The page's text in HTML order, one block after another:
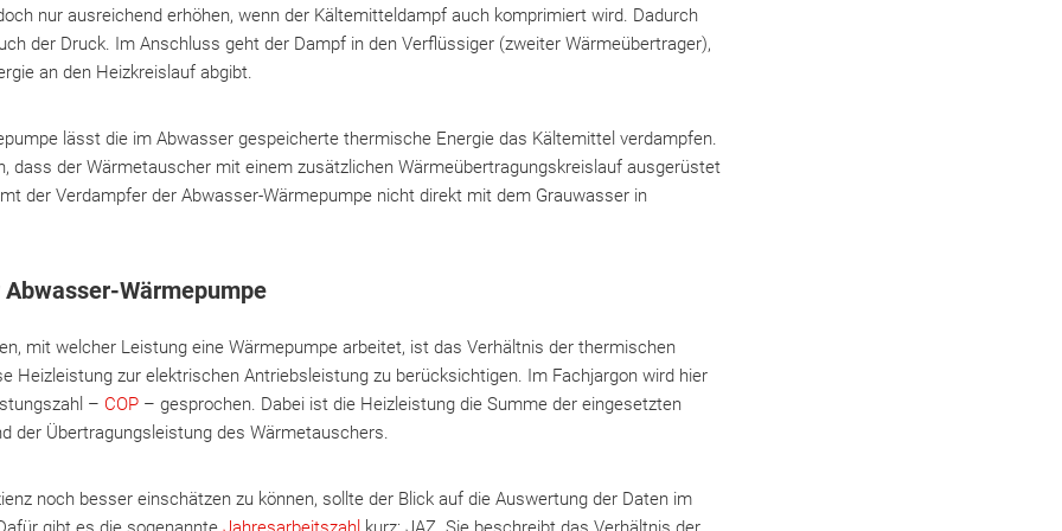
nur ausreichend erhöhen, wenn der Kältemitteldampf auch komprimiert wird. Dadurch
der Druck. Im Anschluss geht der Dampf in den Verflüssiger (zweiter Wärmeübertrager),
an den Heizkreislauf abgibt.
lässt die im Abwasser gespeicherte thermische Energie das Kältemittel verdampfen.
dass der Wärmetauscher mit einem zusätzlichen Wärmeübertragungskreislauf ausgerüstet
der Verdampfer der Abwasser-Wärmepumpe nicht direkt mit dem Grauwasser in
Wärmepumpe
mit welcher Leistung eine Wärmepumpe arbeitet, ist das Verhältnis der thermischen
Heizleistung zur elektrischen Antriebsleistung zu berücksichtigen. Im Fachjargon wird hier
– COP – gesprochen. Dabei ist die Heizleistung die Summe der eingesetzten
der Übertragungsleistung des Wärmetauschers.
noch besser einschätzen zu können, sollte der Blick auf die Auswertung der Daten im